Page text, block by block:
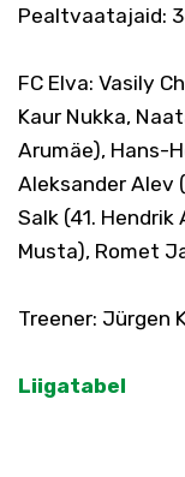
Pealtvaatajaid:
FC Elva: Vasily
Kaur Nukka,
Arumäe), Hans-
Aleksander Alev
Salk (41.
Musta), Romet
Treener: Jürgen
Liigatabel